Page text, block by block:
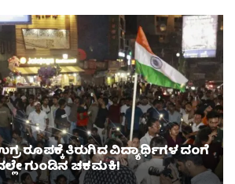
ರೂಪಕ್ಕೆ ತಿರುಗಿದ ವಿದ್ಯಾರ್ಥಿಗಳ ದಂಗೆ
ಗುಂಡಿನ ಚಕಮಕಿ!